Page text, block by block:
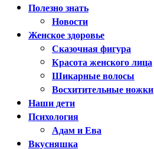
Полезно знать
Новости
Женское здоровье
Сказочная фигура
Красота женского лица
Шикарные волосы
Восхитительные ножки
Наши дети
Психология
Адам и Ева
Вкусняшка